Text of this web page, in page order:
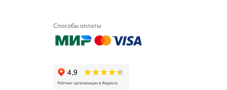
Способы оплаты